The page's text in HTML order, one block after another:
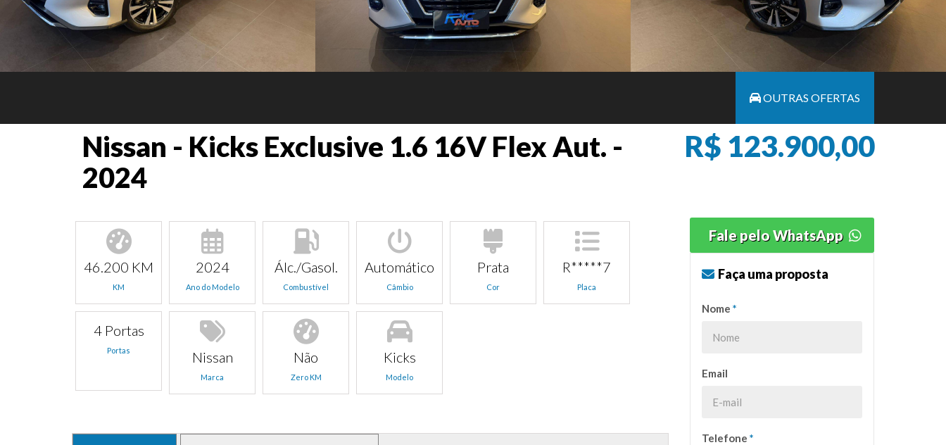
OUTRAS OFERTAS
Nissan - Kicks Exclusive 1.6 16V Flex Aut. -
2024
R$ 123.900,00
46.200 KM
KM
2024
Ano do Modelo
Álc./Gasol.
Combustível
Automático
Câmbio
Prata
Cor
R*****7
Placa
4 Portas
Portas Nissan
Marca
Não
Zero KM
Kicks
Modelo
Fale pelo WhatsApp
Faça uma proposta
Nome *
Email
Telefone *